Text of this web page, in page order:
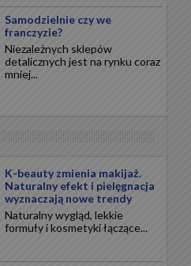
Samodzielnie czy we
franczyzie?
Niezależnych sklepów
detalicznych jest na rynku coraz
mniej...
K-beauty zmienia makijaż.
Naturalny efekt i pielęgnacja
wyznaczają nowe trendy
Naturalny wygląd, lekkie
formuły i kosmetyki łączące...